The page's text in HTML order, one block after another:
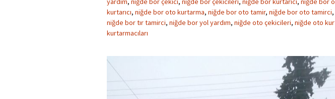
kurtarıcı, niğde bor oto kurtarma, niğde bor oto tamir, niğde bor oto tamirci,
niğde bor tır tamirci, niğde bor yol yardım, niğde oto çekicileri, niğde oto
kurtarmacıları